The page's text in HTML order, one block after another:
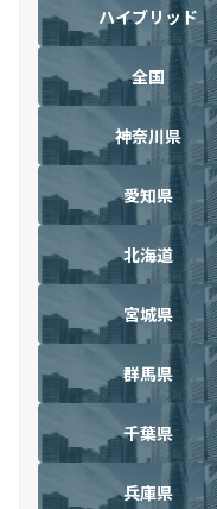
ハイブリッド
全国
神奈川県
愛知県
北海道
宮城県
群馬県
千葉県
兵庫県